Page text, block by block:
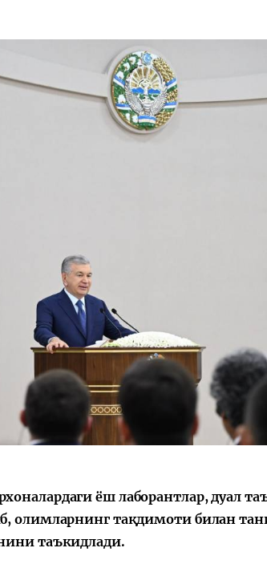
стратегияси
ёш лаборантлар, дуал
олимларнинг тақдимоти билан
таъкидлади.